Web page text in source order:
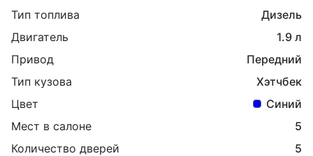
Тип топлива
Дизель
Двигатель
1.9 л
Привод
Передний
Тип кузова
Хэтчбек
Цвет
Синий
Мест в салоне
5
Количество дверей
5